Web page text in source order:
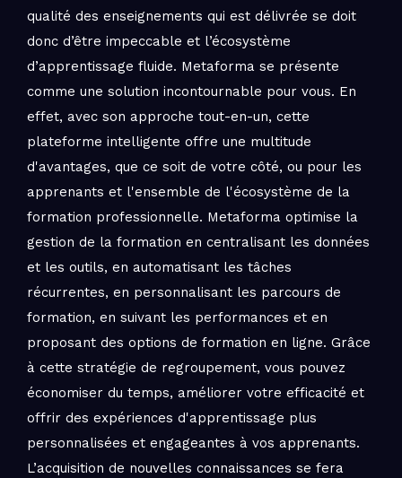
qualité des enseignements qui est délivrée se doit
donc d’être impeccable et l’écosystème
d’apprentissage fluide. Metaforma se présente
comme une solution incontournable pour vous. En
effet, avec son approche tout-en-un, cette
plateforme intelligente offre une multitude
d'avantages, que ce soit de votre côté, ou pour les
apprenants et l'ensemble de l'écosystème de la
formation professionnelle. Metaforma optimise la
gestion de la formation en centralisant les données
et les outils, en automatisant les tâches
récurrentes, en personnalisant les parcours de
formation, en suivant les performances et en
proposant des options de formation en ligne. Grâce
à cette stratégie de regroupement, vous pouvez
économiser du temps, améliorer votre efficacité et
offrir des expériences d'apprentissage plus
personnalisées et engageantes à vos apprenants.
L’acquisition de nouvelles connaissances se fera